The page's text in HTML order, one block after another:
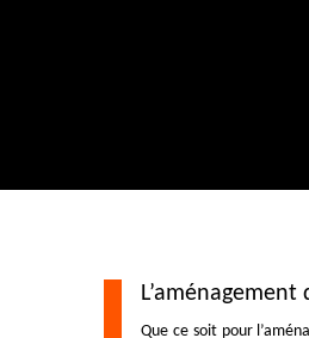
Que ce soit pour